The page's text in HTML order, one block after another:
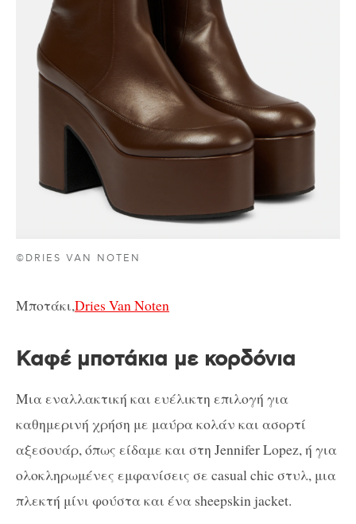
©DRIES VAN NOTEN
Μποτάκι,Dries Van Noten
Καφέ μποτάκια με κορδόνια
Μια εναλλακτική και ευέλικτη επιλογή για
καθημερινή χρήση με μαύρα κολάν και ασορτί
αξεσουάρ, όπως είδαμε και στη Jennifer Lopez, ή για
ολοκληρωμένες εμφανίσεις σε casual chic στυλ, μια
πλεκτή μίνι φούστα και ένα sheepskin jacket.